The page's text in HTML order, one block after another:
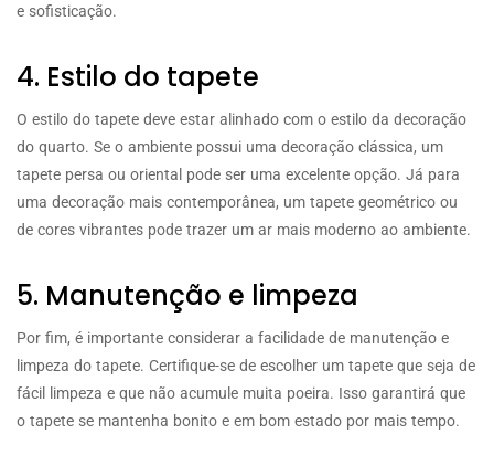
e sofisticação.
4. Estilo do tapete
O estilo do tapete deve estar alinhado com o estilo da decoração
do quarto. Se o ambiente possui uma decoração clássica, um
tapete persa ou oriental pode ser uma excelente opção. Já para
uma decoração mais contemporânea, um tapete geométrico ou
de cores vibrantes pode trazer um ar mais moderno ao ambiente.
5. Manutenção e limpeza
Por fim, é importante considerar a facilidade de manutenção e
limpeza do tapete. Certifique-se de escolher um tapete que seja de
fácil limpeza e que não acumule muita poeira. Isso garantirá que
o tapete se mantenha bonito e em bom estado por mais tempo.